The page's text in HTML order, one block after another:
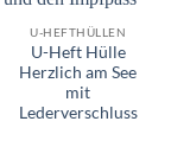
U-HEFTHÜLLEN
U-Heft Hülle
Herzlich am See
mit
Lederverschluss